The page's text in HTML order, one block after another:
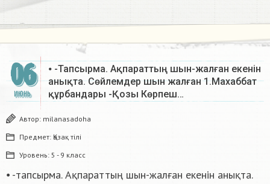
06
ИЮНЬ
⦁ -Тапсырма. Ақпараттың шын-жалған екенін
анықта. Сөйлемдер шын жалған 1.Махаббат
құрбандары -Қозы Көрпеш…
Автор: milanasadoha
Предмет: Қазақ тiлi
Уровень: 5 - 9 класс
⦁ -тапсырма. Ақпараттың шын-жалған екенін анықта.